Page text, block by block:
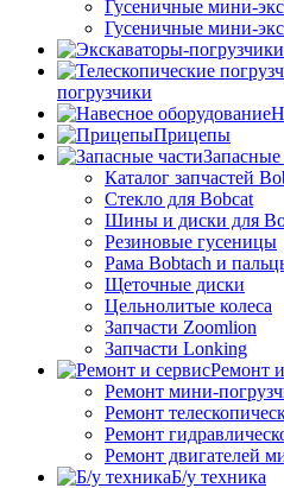
Гусеничные мини-
Гусеничные мини-
погрузчики
Прицепы
Запасные
Каталог запчастей
Стекло для Bobcat
Шины и диски для
Резиновые гусеницы
Рама Bobtach и
Щеточные диски
Цельнолитые колеса
Запчасти Zoomlion
Запчасти Lonking
Ремонт
Ремонт мини-
Ремонт
Ремонт
Ремонт двигателей
Б/у техника